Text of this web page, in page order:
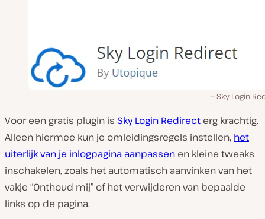
Sky Login
Voor een gratis plugin is Sky Login Redirect erg krachtig.
Alleen hiermee kun je omleidingsregels instellen, het
uiterlijk van je inlogpagina aanpassen en kleine tweaks
inschakelen, zoals het automatisch aanvinken van het
vakje “Onthoud mij” of het verwijderen van bepaalde
links op de pagina.